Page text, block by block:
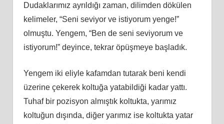
Dudaklarımız ayrıldığı zaman, dilimden dökülen
kelimeler, “Seni seviyor ve istiyorum yenge!”
olmuştu. Yengem, “Ben de seni seviyorum ve
istiyorum!” deyince, tekrar öpüşmeye başladık.
Yengem iki eliyle kafamdan tutarak beni kendi
üzerine çekerek koltuğa yatabildiği kadar yattı.
Tuhaf bir pozisyon almıştık koltukta, yarımız
koltuğun dışında, diğer yarımız ise koltukta yatar